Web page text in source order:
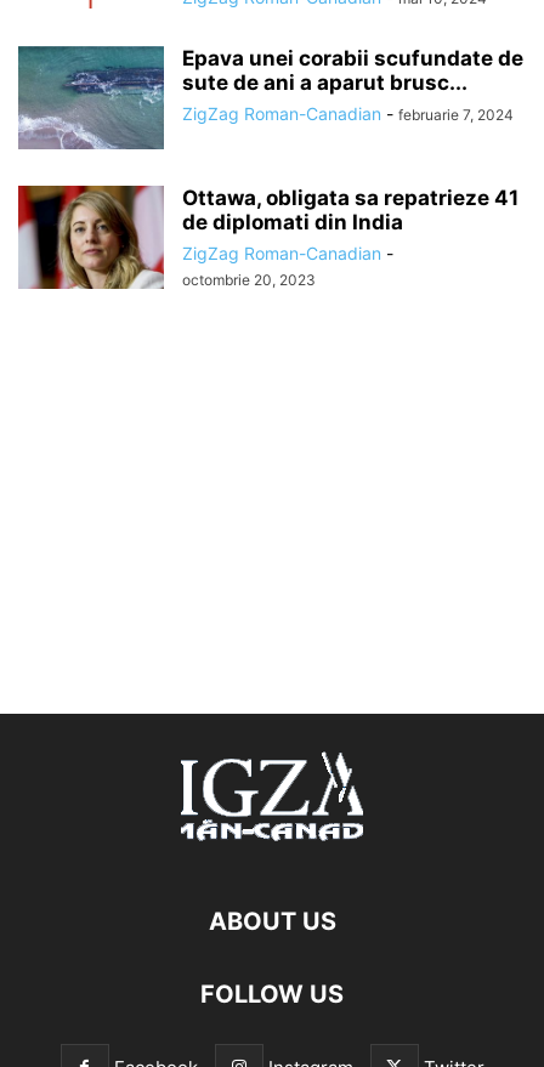
Epava unei corabii scufundate de
sute de ani a aparut brusc...
ZigZag Roman-Canadian - februarie 7, 2024
Ottawa, obligata sa repatrieze 41
de diplomati din India
ZigZag Roman-Canadian -
octombrie 20, 2023
ABOUT US
FOLLOW US